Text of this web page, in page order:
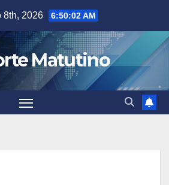
8th, 2026 6:50:03 AM
Matutino